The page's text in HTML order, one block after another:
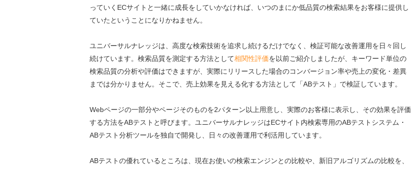
っていくECサイトと一緒に成長をしていかなければ、いつのまにか低品質の検索結果をお客様に提供し
ていたということになりかねません。
ユニバーサルナレッジは、高度な検索技術を追求し続けるだけでなく、検証可能な改善運用を日々回し
続けています。検索品質を測定する方法として相関性評価を以前ご紹介しましたが、キーワード単位の
検索品質の分析や評価はできますが、実際にリリースした場合のコンバージョン率や売上の変化・差異
までは分かりません。そこで、売上効果を見える化する方法として「ABテスト」で検証しています。
Webページの一部分やページそのものを2パターン以上用意し、実際のお客様に表示し、その効果を評価
する方法をABテストと呼びます。ユニバーサルナレッジはECサイト内検索専用のABテストシステム・
ABテスト分析ツールを独自で開発し、日々の改善運用で利活用しています。
ABテストの優れているところは、現在お使いの検索エンジンとの比較や、新旧アルゴリズムの比較を、